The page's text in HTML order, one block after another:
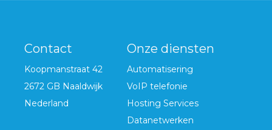
Contact
Koopmanstraat 42
2672 GB Naaldwijk
Nederland
Onze diensten
Automatisering
VoIP telefonie
Hosting Services
Datanetwerken